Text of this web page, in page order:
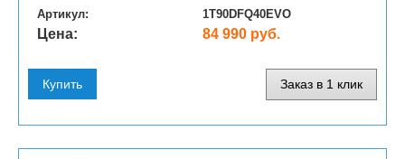
Артикул: 1T90DFQ40EVO
Цена: 84 990 руб.
Купить Заказ в 1 клик